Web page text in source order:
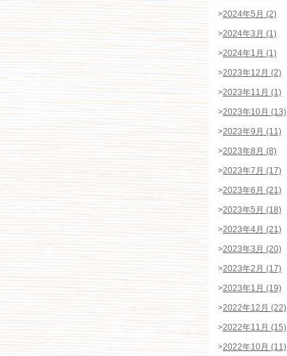
>2024年5月 (2)
>2024年3月 (1)
>2024年1月 (1)
>2023年12月 (2)
>2023年11月 (1)
>2023年10月 (13)
>2023年9月 (11)
>2023年8月 (8)
>2023年7月 (17)
>2023年6月 (21)
>2023年5月 (18)
>2023年4月 (21)
>2023年3月 (20)
>2023年2月 (17)
>2023年1月 (19)
>2022年12月 (22)
>2022年11月 (15)
>2022年10月 (11)